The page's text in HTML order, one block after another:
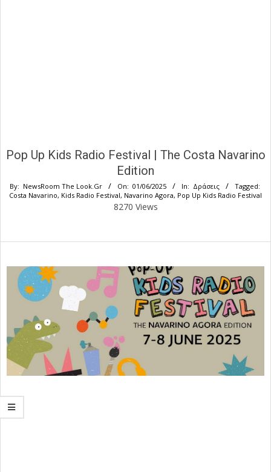
Pop Up Kids Radio Festival | The Costa Navarino
Edition
By: NewsRoom The Look.Gr On: 01/06/2025 In: Δράσεις
Tagged:
Costa Navarino, Kids Radio Festival, Navarino Agora, Pop Up Kids Radio Festival
8270 Views